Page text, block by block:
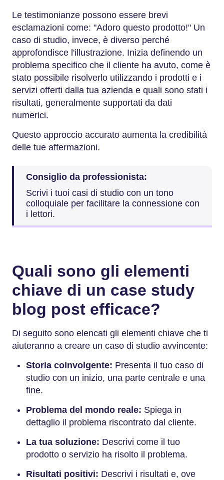
Le testimonianze possono essere brevi
esclamazioni come: "Adoro questo prodotto!" Un
caso di studio, invece, è diverso perché
approfondisce l'illustrazione. Inizia definendo un
problema specifico che il cliente ha avuto, come è
stato possibile risolverlo utilizzando i prodotti e i
servizi offerti dalla tua azienda e quali sono stati i
risultati, generalmente supportati da dati
numerici.
Questo approccio accurato aumenta la credibilità
delle tue affermazioni.
Consiglio da professionista:
Scrivi i tuoi casi di studio con un tono
colloquiale per facilitare la connessione con
i lettori.
Quali sono gli elementi
chiave di un case study
blog post efficace?
Di seguito sono elencati gli elementi chiave che ti
aiuteranno a creare un caso di studio avvincente:
Storia coinvolgente: Presenta il tuo caso di
studio con un inizio, una parte centrale e una
fine.
Problema del mondo reale: Spiega in
dettaglio il problema riscontrato dal cliente.
La tua soluzione: Descrivi come il tuo
prodotto o servizio ha risolto il problema.
Risultati positivi: Descrivi i risultati e, ove